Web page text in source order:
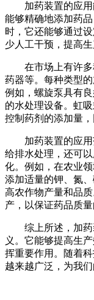
加药装置的应
能够精确地添加药
时，它还能够通过
少人工干预，提高生
在市场上有许
药器等。每种类型
例如，螺旋泵具有
的水处理设备。虹
控制药剂的添加量
加药装置的应
给排水处理，还可
化。例如，在农业
添加适量的钾、氮
高农作物产量和品
产，以保证药品质
综上所述，加
义。它能够提高生
挥重要作用。随着
越来越广泛，为我